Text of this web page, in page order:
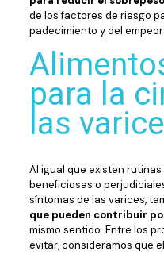
de los factores de riesgo
padecimiento y del
para la
las
Al igual que existen
beneficiosas o
síntomas de las varices,
que pueden contribuir
mismo sentido. Entre los
evitar, consideramos que